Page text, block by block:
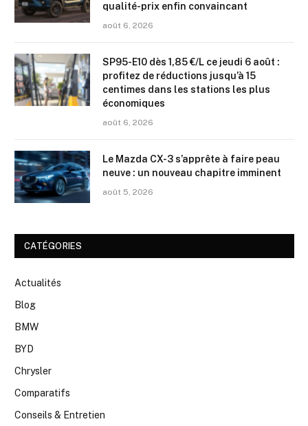
qualité-prix enfin convaincant
août 6, 2026
SP95-E10 dès 1,85 €/L ce jeudi 6 août :
profitez de réductions jusqu’à 15
centimes dans les stations les plus
économiques
août 6, 2026
Le Mazda CX-3 s’apprête à faire peau
neuve : un nouveau chapitre imminent
août 5, 2026
CATÉGORIES
Actualités
Blog
BMW
BYD
Chrysler
Comparatifs
Conseils & Entretien